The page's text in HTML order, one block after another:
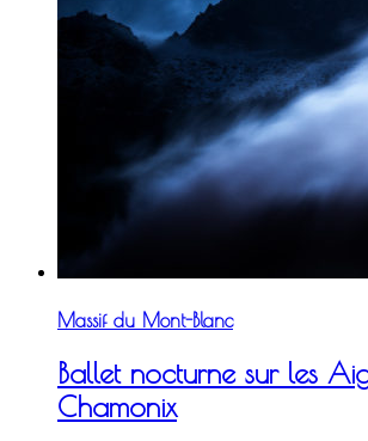
Massif du Mont-Blanc
Ballet nocturne sur les
Chamonix